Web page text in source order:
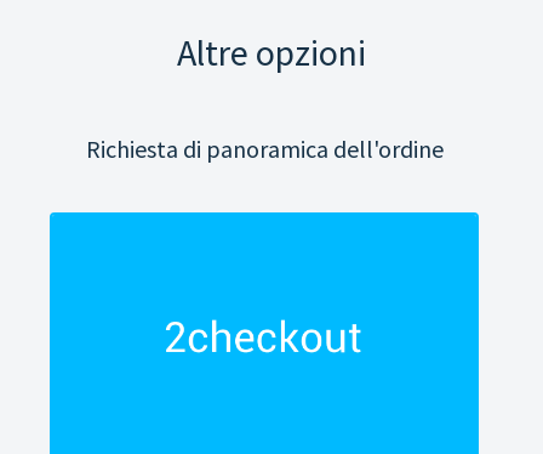
Altre opzioni
Richiesta di panoramica dell'ordine